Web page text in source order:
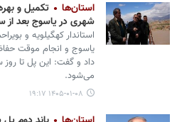
استان‌ها
تکمیل و
شهری در یاسوج بعد از
استاندار کهگیلویه و
یاسوج و انجام موقت
داد و گفت: این پل تا
می‌شود.
۱۴۰۵-۰۱-۰۸ ۱۹:۱۷